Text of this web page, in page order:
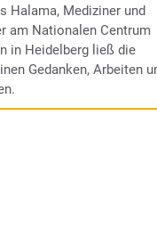
Halama, Mediziner und
am Nationalen Centrum
in Heidelberg ließ die
Gedanken, Arbeiten